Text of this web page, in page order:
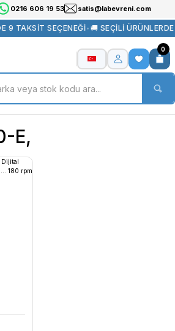
0216 606 19 53 satis@labevreni.com
9 TAKSİT SEÇENEĞİ•🚚 SEÇİLİ
0
E,